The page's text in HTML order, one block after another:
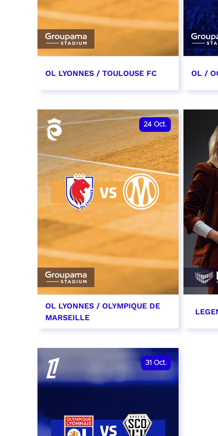
OL LYONNES / TOULOUSE FC
date et heure à confirmer
RÉSERVER
OL /
date
24 Oct.
OL LYONNES / OLYMPIQUE DE
MARSEILLE
date et heure à confirmer
RÉSERVER
31 Oct.